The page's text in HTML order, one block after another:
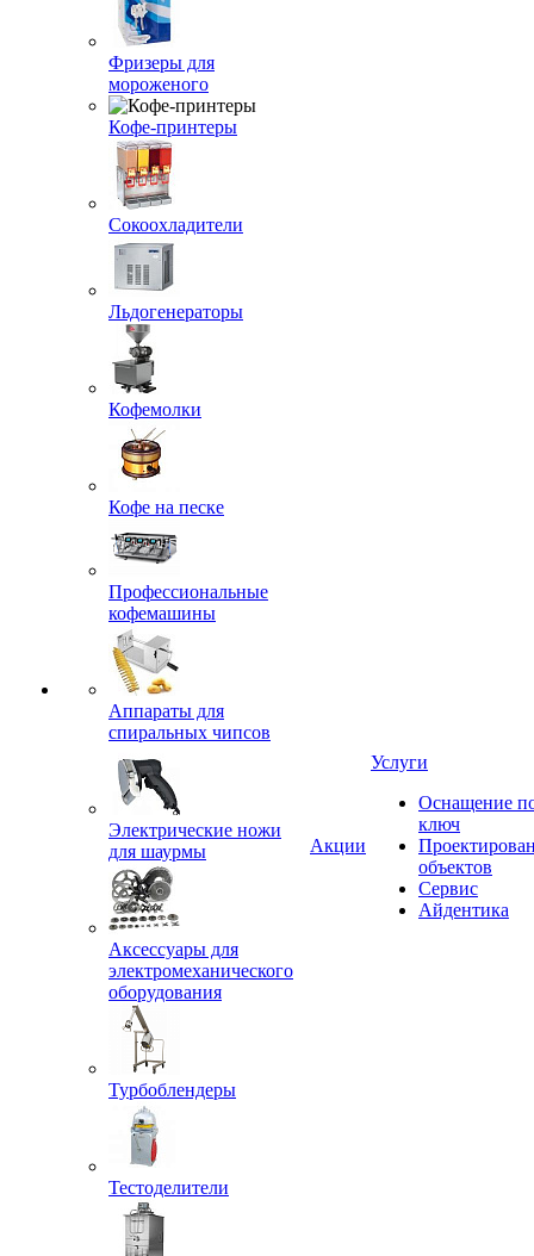
Фризеры для
мороженого
Кофе-принтеры
Сокоохладители
Льдогенераторы
Кофемолки
Кофе на песке
Профессиональные
кофемашины
Аппараты для
спиральных чипсов
Электрические ножи
для шаурмы
Аксессуары для
электромеханического
оборудования
Турбоблендеры
Тестоделители
Акции
Услуги
Оснащение
ключ
объектов
Сервис
Айдентика